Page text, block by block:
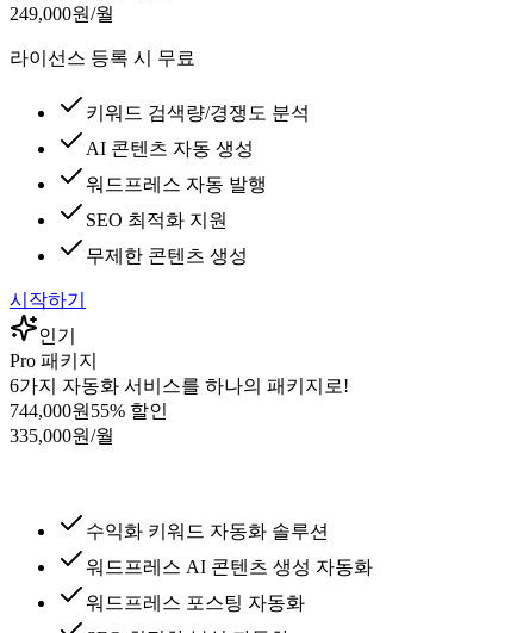
249,000원/월
라이선스 등록 시 무료
키워드 검색량/경쟁도 분석
AI 콘텐츠 자동 생성
워드프레스 자동 발행
SEO 최적화 지원
무제한 콘텐츠 생성
시작하기
인기
Pro 패키지
6가지 자동화 서비스를 하나의 패키지로!
744,000원 55% 할인
335,000원/월
수익화 키워드 자동화 솔루션
워드프레스 AI 콘텐츠 생성 자동화
워드프레스 포스팅 자동화